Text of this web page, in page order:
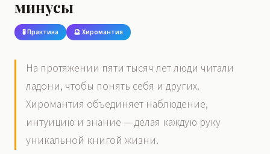
минусы
🧪 Практика 🔮 Хиромантия
На протяжении пяти тысяч лет люди читали
ладони, чтобы понять себя и других.
Хиромантия объединяет наблюдение,
интуицию и знание — делая каждую руку
уникальной книгой жизни.